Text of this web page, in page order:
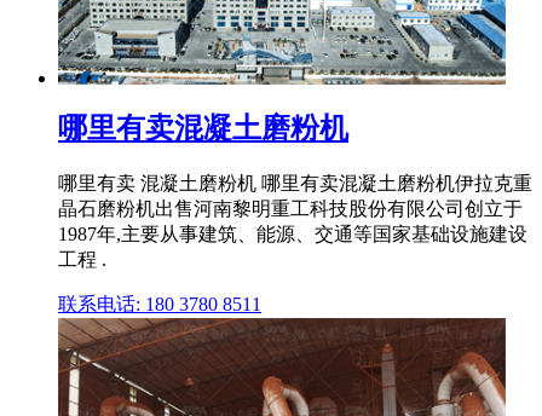
哪里有卖混凝土磨粉机
哪里有卖 混凝土磨粉机 哪里有卖混凝土磨粉机伊拉克重
晶石磨粉机出售河南黎明重工科技股份有限公司创立于
1987年,主要从事建筑、能源、交通等国家基础设施建设
工程 .
联系电话: 180 3780 8511